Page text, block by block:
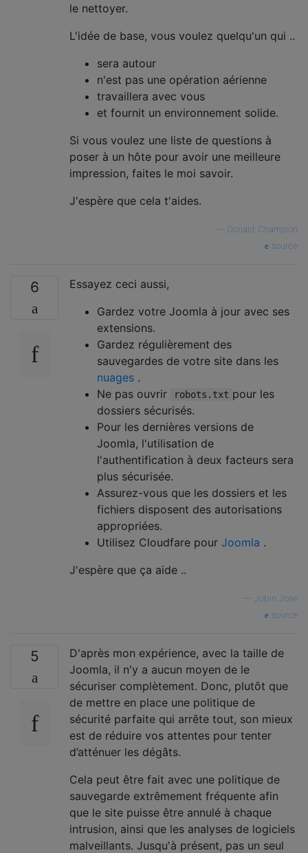
le nettoyer.
L'idée de base, vous voulez quelqu'un qui ..
sera autour
n'est pas une opération aérienne
travaillera avec vous
et fournit un environnement solide.
Si vous voulez une liste de questions à
poser à un hôte pour avoir une meilleure
impression, faites le moi savoir.
J'espère que cela t'aides.
Donald Champion
source
6
Essayez ceci aussi,
Gardez votre Joomla à jour avec ses
extensions.
Gardez régulièrement des
sauvegardes de votre site dans les
nuages .
Ne pas ouvrir
robots.txt pour les
dossiers sécurisés.
Pour les dernières versions de
Joomla, l'utilisation de
l'authentification à deux facteurs sera
plus sécurisée.
Assurez-vous que les dossiers et les
fichiers disposent des autorisations
appropriées.
Utilisez Cloudfare pour Joomla .
J'espère que ça aide ..
Jobin Jose
source
5
D'après mon expérience, avec la taille de
Joomla, il n'y a aucun moyen de le
sécuriser complètement. Donc, plutôt que
de mettre en place une politique de
sécurité parfaite qui arrête tout, son mieux
est de réduire vos attentes pour tenter
d’atténuer les dégâts.
Cela peut être fait avec une politique de
sauvegarde extrêmement fréquente afin
que le site puisse être annulé à chaque
intrusion, ainsi que les analyses de logiciels
malveillants. Jusqu'à présent, pas un seul